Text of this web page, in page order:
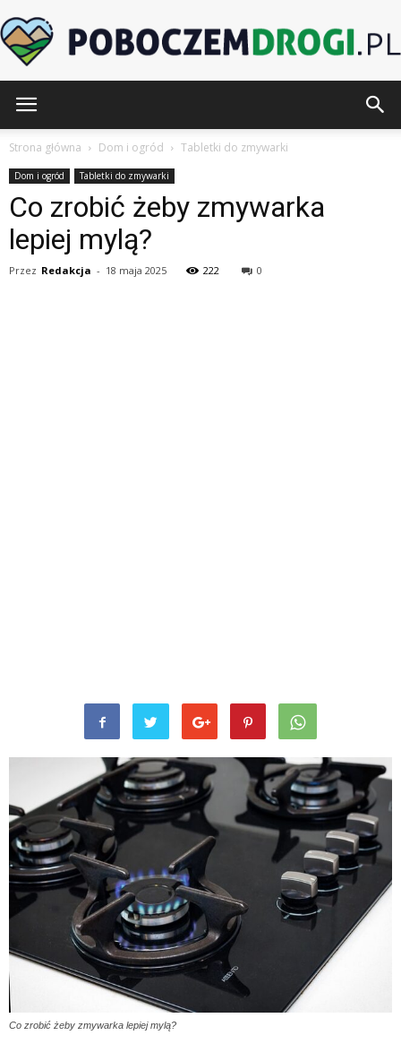
Strona główna Dom i ogród Tabletki do zmywarki
Dom i ogród Tabletki do zmywarki
Co zrobić żeby zmywarka
lepiej mylą?
Przez Redakcja - 18 maja 2025 222 0
Co zrobić żeby zmywarka lepiej mylą?